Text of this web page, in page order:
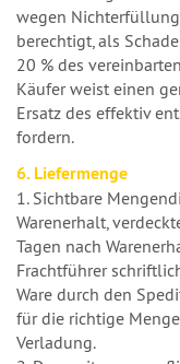
wegen
berechtigt, als
20 % des
Käufer weist einen
Ersatz des effektiv
fordern.
6. Liefermenge
1. Sichtbare
Warenerhalt,
Tagen nach
Frachtführer
Ware durch den
für die richtige
Verladung.